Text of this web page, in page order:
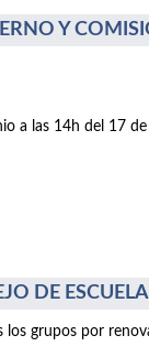
Y
a las 14h del 17
DE
los grupos por